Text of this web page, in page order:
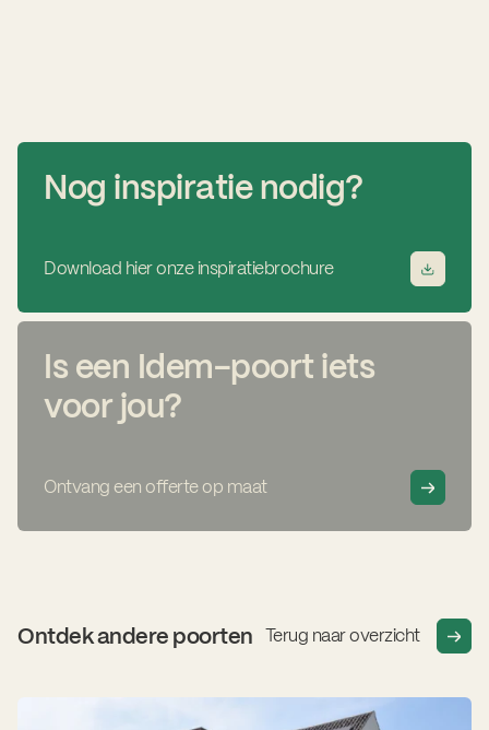
Nog inspiratie nodig?
Download hier onze inspiratiebrochure
Is een Idem-poort iets
voor jou?
Ontvang een offerte op maat
Ontdek andere poorten Terug naar overzicht